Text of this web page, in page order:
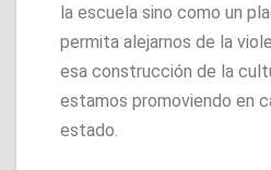
la escuela sino como un
permita alejarnos de la
esa construcción de la
estamos promoviendo en
estado.